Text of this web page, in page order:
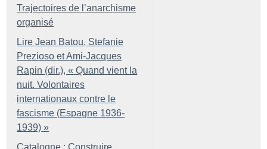
Trajectoires de l’anarchisme
organisé
Lire Jean Batou, Stefanie
Prezioso et Ami-Jacques
Rapin (dir.), « Quand vient la
nuit. Volontaires
internationaux contre le
fascisme (Espagne 1936-
1939) »